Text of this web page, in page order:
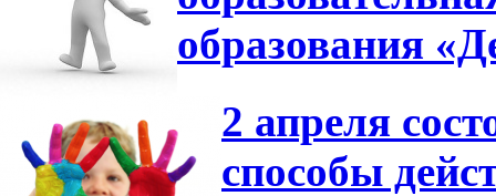
образования
2 апреля
способы